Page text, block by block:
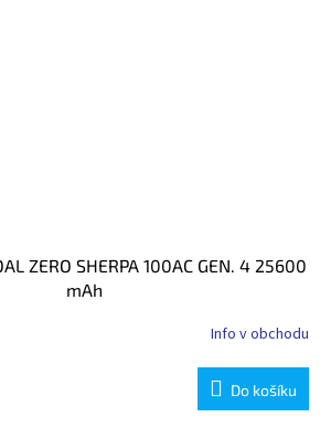
ZERO SHERPA 100AC GEN. 4 25600
mAh
Info v obchodu
Do košíku